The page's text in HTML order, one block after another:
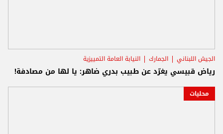
الجيش اللبناني الجمارك النيابة العامة التمييزية
رياض قبيسي يغرّد عن طبيب بدري ضاهر: يا لها من مصادفة!
محليات